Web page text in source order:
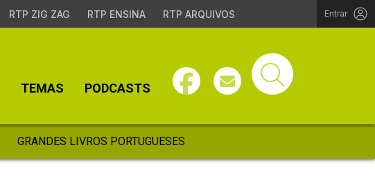
RTP ZIG ZAG RTP ENSINA RTP ARQUIVOS Entrar
TEMAS PODCASTS
GRANDES LIVROS PORTUGUESES